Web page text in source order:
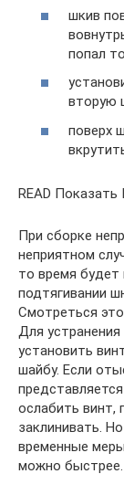
шкив
попал
вторую
поверх
READ
При сборке
неприятном
то время будет
подтягивании
Смотреться
Для
установить
шайбу. Если
ослабить винт,
заклинивать.
временные
можно быстрее.